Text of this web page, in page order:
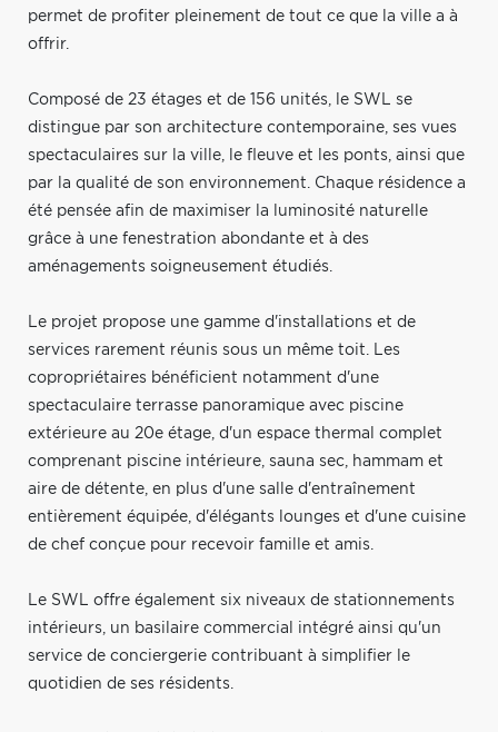
permet de profiter pleinement de tout ce que la ville a à
offrir.
Composé de 23 étages et de 156 unités, le SWL se
distingue par son architecture contemporaine, ses vues
spectaculaires sur la ville, le fleuve et les ponts, ainsi que
par la qualité de son environnement. Chaque résidence a
été pensée afin de maximiser la luminosité naturelle
grâce à une fenestration abondante et à des
aménagements soigneusement étudiés.
Le projet propose une gamme d'installations et de
services rarement réunis sous un même toit. Les
copropriétaires bénéficient notamment d'une
spectaculaire terrasse panoramique avec piscine
extérieure au 20e étage, d'un espace thermal complet
comprenant piscine intérieure, sauna sec, hammam et
aire de détente, en plus d'une salle d'entraînement
entièrement équipée, d'élégants lounges et d'une cuisine
de chef conçue pour recevoir famille et amis.
Le SWL offre également six niveaux de stationnements
intérieurs, un basilaire commercial intégré ainsi qu'un
service de conciergerie contribuant à simplifier le
quotidien de ses résidents.